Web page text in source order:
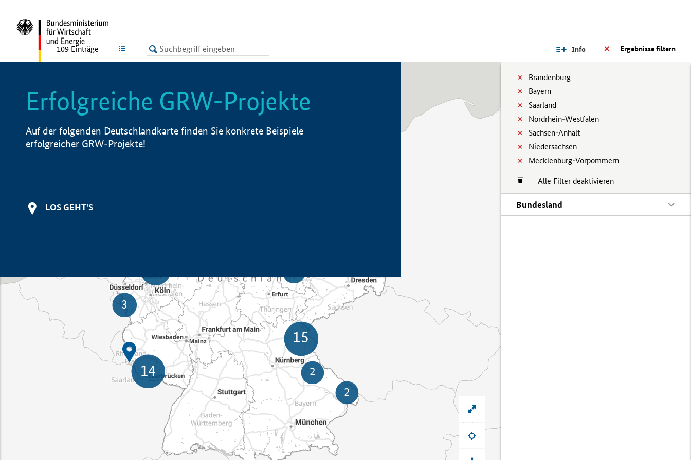
LISTE Ergebnisse filtern
Info
Brandenburg
Bayern
Saarland
Nordrhein-Westfalen
Sachsen-Anhalt
Niedersachsen
Mecklenburg-Vorpommern
Alle Filter deaktivieren
Bundesland
109 Einträge
Erfolgreiche GRW-Projekte
Auf der folgenden Deutschlandkarte finden Sie konkrete Beispiele
erfolgreicher GRW-Projekte!
LOS GEHT'S